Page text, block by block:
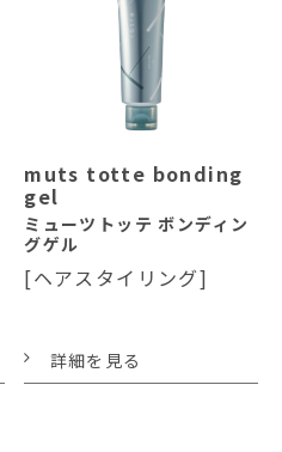
muts totte bonding
gel
ミューツトッテ ボンディン
グゲル
[ヘアスタイリング]
詳細を見る